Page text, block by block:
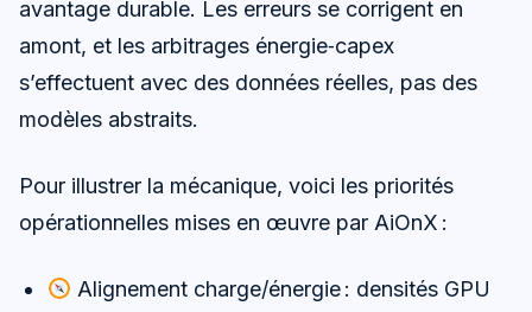
avantage durable. Les erreurs se corrigent en
amont, et les arbitrages énergie‑capex
s’effectuent avec des données réelles, pas des
modèles abstraits.
Pour illustrer la mécanique, voici les priorités
opérationnelles mises en œuvre par AiOnX :
Alignement charge/énergie : densités GPU